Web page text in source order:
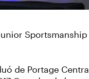
Sportsmanship
de Portage Central